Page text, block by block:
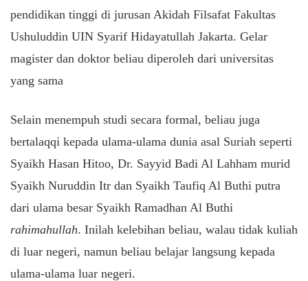
pendidikan tinggi di jurusan Akidah Filsafat Fakultas
Ushuluddin UIN Syarif Hidayatullah Jakarta. Gelar
magister dan doktor beliau diperoleh dari universitas
yang sama
Selain menempuh studi secara formal, beliau juga
bertalaqqi kepada ulama-ulama dunia asal Suriah seperti
Syaikh Hasan Hitoo, Dr. Sayyid Badi Al Lahham murid
Syaikh Nuruddin Itr dan Syaikh Taufiq Al Buthi putra
dari ulama besar Syaikh Ramadhan Al Buthi
rahimahullah. Inilah kelebihan beliau, walau tidak kuliah
di luar negeri, namun beliau belajar langsung kepada
ulama-ulama luar negeri.